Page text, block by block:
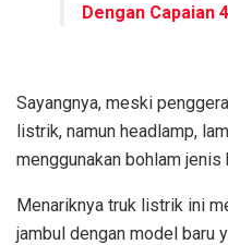
Dengan Capaian
Sayangnya, meski
listrik, namun headlamp,
menggunakan bohlam jenis
Menariknya truk listrik ini
jambul dengan model baru